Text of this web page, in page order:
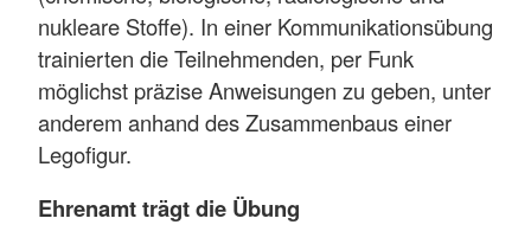
nukleare Stoffe). In einer Kommunikationsübung
trainierten die Teilnehmenden, per Funk
möglichst präzise Anweisungen zu geben, unter
anderem anhand des Zusammenbaus einer
Legofigur.
Ehrenamt trägt die Übung